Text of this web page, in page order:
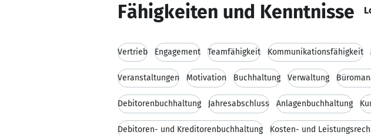
Fähigkeiten und Kenntnisse
Vertrieb Engagement Teamfähigkeit Kommunikationsfähigkeit
Veranstaltungen Motivation Buchhaltung Verwaltung
Debitorenbuchhaltung Jahresabschluss Anlagenbuchhaltung
Debitoren- und Kreditorenbuchhaltung Kosten- und